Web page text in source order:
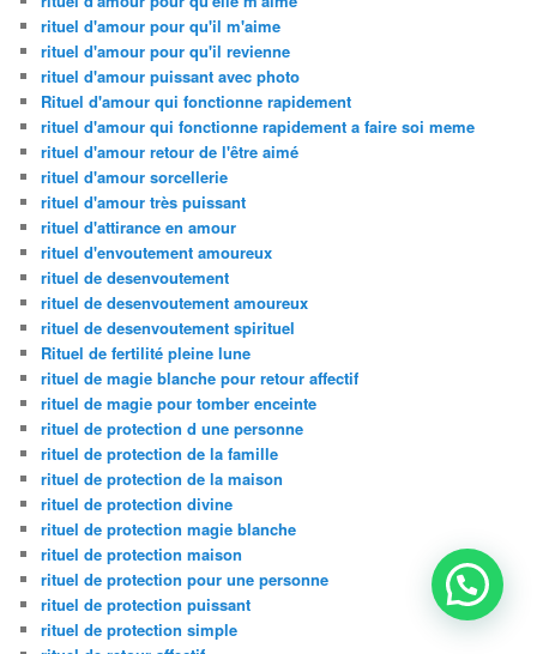
rituel d'amour pour qu'il m'aime
rituel d'amour pour qu'il revienne
rituel d'amour puissant avec photo
Rituel d'amour qui fonctionne rapidement
rituel d'amour qui fonctionne rapidement a faire soi meme
rituel d'amour retour de l'être aimé
rituel d'amour sorcellerie
rituel d'amour très puissant
rituel d'attirance en amour
rituel d'envoutement amoureux
rituel de desenvoutement
rituel de desenvoutement amoureux
rituel de desenvoutement spirituel
Rituel de fertilité pleine lune
rituel de magie blanche pour retour affectif
rituel de magie pour tomber enceinte
rituel de protection d une personne
rituel de protection de la famille
rituel de protection de la maison
rituel de protection divine
rituel de protection magie blanche
rituel de protection maison
rituel de protection pour une personne
rituel de protection puissant
rituel de protection simple